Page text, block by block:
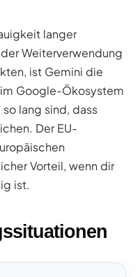
langer
Weiterverwendung
ist Gemini die
Google-Ökosystem
lang sind, dass
Der EU-
Vorteil, wenn dir
ist.